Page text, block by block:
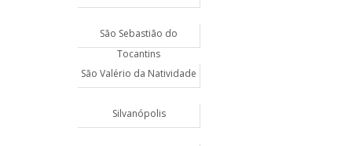
São Sebastião do
Tocantins
São Valério da Natividade
Silvanópolis